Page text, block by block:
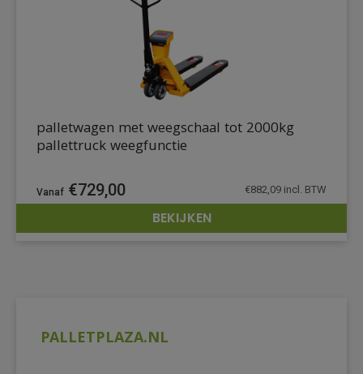
PALLETPLAZA.NL
DETAILS
palletwagen met weegschaal tot 2000kg
pallettruck weegfunctie
€729,00 €882,09 incl. BTW
BEKIJKEN